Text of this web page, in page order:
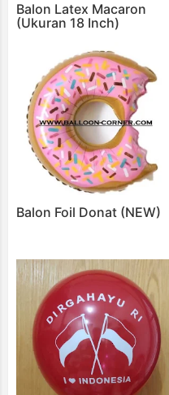
Balon Latex Macaron
(Ukuran 18 Inch)
Balon Foil Donat (NEW)